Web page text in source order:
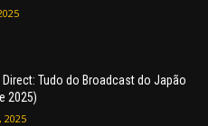
dependências. O arquivo ou
Direct: Tudo do Broadcast do Japão
2025)
2025